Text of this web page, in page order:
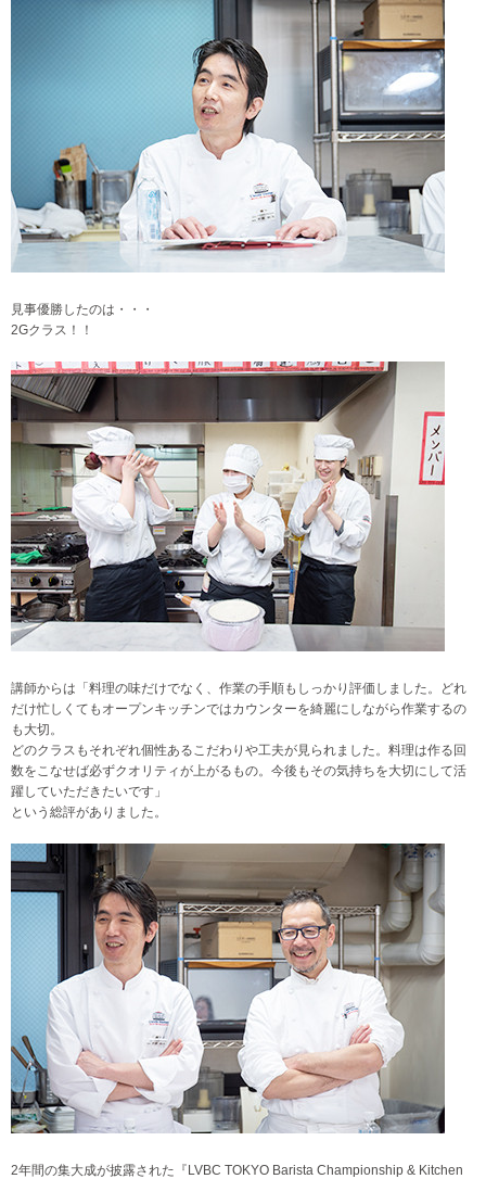
見事優勝したのは・・・
2Gクラス！！
講師からは「料理の味だけでなく、作業の手順もしっかり評価しました。どれ
だけ忙しくてもオープンキッチンではカウンターを綺麗にしながら作業するの
も大切。
どのクラスもそれぞれ個性あるこだわりや工夫が見られました。料理は作る回
数をこなせば必ずクオリティが上がるもの。今後もその気持ちを大切にして活
躍していただきたいです」
という総評がありました。
2年間の集大成が披露された『LVBC TOKYO Barista Championship & Kitchen